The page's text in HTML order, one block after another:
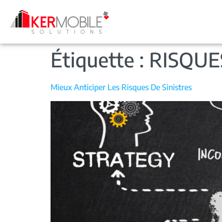
Étiquette :
Mieux Anticiper Les Risques De Sinistres